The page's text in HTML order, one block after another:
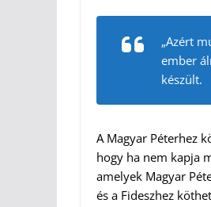
„Azért
ember
készült.
A Magyar Péterhez
hogy ha nem kapja
amelyek Magyar
és a Fideszhez